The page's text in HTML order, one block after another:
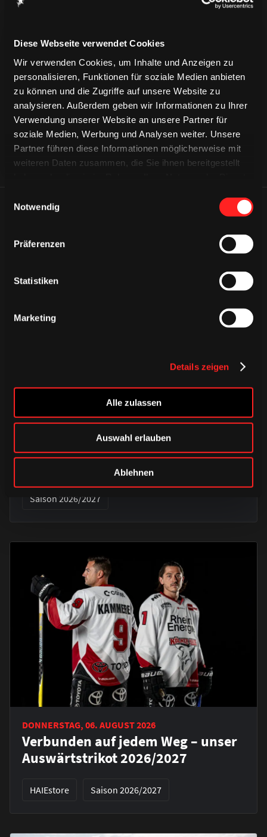
Diese Webseite verwendet Cookies
Wir verwenden Cookies, um Inhalte und Anzeigen zu
personalisieren, Funktionen für soziale Medien anbieten
zu können und die Zugriffe auf unsere Website zu
analysieren. Außerdem geben wir Informationen zu Ihrer
Verwendung unserer Website an unsere Partner für
soziale Medien, Werbung und Analysen weiter. Unsere
Partner führen diese Informationen möglicherweise mit
weiteren Daten zusammen, die Sie ihnen bereitgestellt
Notwendig
Präferenzen
Statistiken
Marketing
Details zeigen
Alle zulassen
Auswahl erlauben
Ablehnen
CAPS & CO
CAPS & CO
CAPS & CO
ÄHNLICHE NEWS
DONNERSTAG, 06. AUGUST 2026
Alle Infos zum öffentlichen
Trainingsauftakt am Sonntag im
Saison 2026/2027
DONNERSTAG, 06. AUGUST 2026
Verbunden auf jedem Weg – unser
Auswärtstrikot 2026/2027
HAIEstore Saison 2026/2027